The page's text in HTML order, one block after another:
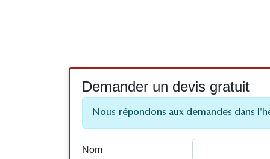
Demander un devis gratuit
Nous répondons aux demandes dans
Nom